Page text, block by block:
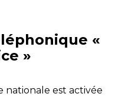
«
»
est activée